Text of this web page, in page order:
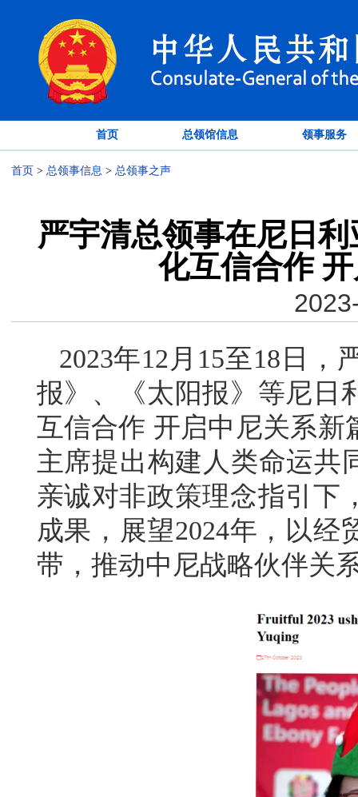
首页 总领馆信息 领事服务
首页 > 总领事信息 > 总领事之声
严宇清总领事在尼日
化互信合作
2023年12月15至18日
报》、《太阳报》等尼日
互信合作 开启中尼关系新
主席提出构建人类命运共
亲诚对非政策理念指引下
成果，展望2024年，以
带，推动中尼战略伙伴关